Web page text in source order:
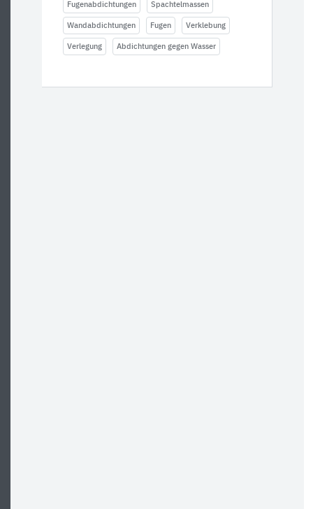
Fugenabdichtungen Spachtelmassen
Wandabdichtungen Fugen Verklebung
Verlegung Abdichtungen gegen Wasser